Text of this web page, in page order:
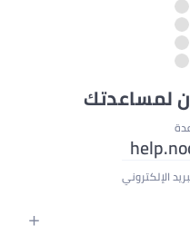
لمساعدتك
الإلكتروني